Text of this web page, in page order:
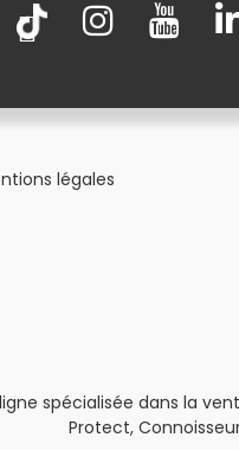
légales
spécialisée dans la
Protect,